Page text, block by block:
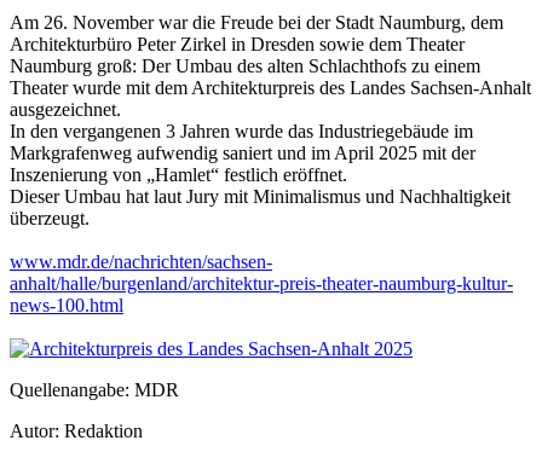
Am 26. November war die Freude bei der Stadt Naumburg, dem
Architekturbüro Peter Zirkel in Dresden sowie dem Theater
Naumburg groß: Der Umbau des alten Schlachthofs zu einem
Theater wurde mit dem Architekturpreis des Landes Sachsen-Anhalt
ausgezeichnet.
In den vergangenen 3 Jahren wurde das Industriegebäude im
Markgrafenweg aufwendig saniert und im April 2025 mit der
Inszenierung von „Hamlet“ festlich eröffnet.
Dieser Umbau hat laut Jury mit Minimalismus und Nachhaltigkeit
überzeugt.
www.mdr.de/nachrichten/sachsen-
anhalt/halle/burgenland/architektur-preis-theater-naumburg-kultur-
news-100.html
Quellenangabe: MDR
Autor: Redaktion